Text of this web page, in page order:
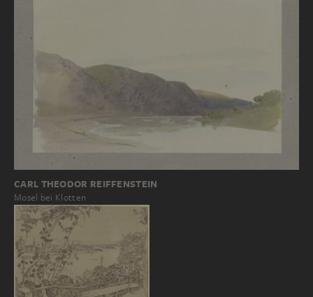
CARL THEODOR REIFFENSTEIN
Mosel bei Klotten